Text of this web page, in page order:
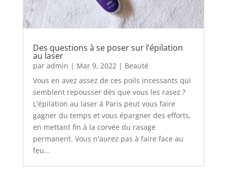
Des questions à se poser sur l’épilation
au laser
par admin | Mar 9, 2022| Beauté
Vous en avez assez de ces poils incessants qui
semblent repousser dès que vous les rasez ?
L'épilation au laser à Paris peut vous faire
gagner du temps et vous épargner des efforts,
en mettant fin à la corvée du rasage
permanent. Vous n'aurez pas à faire face au
feu...